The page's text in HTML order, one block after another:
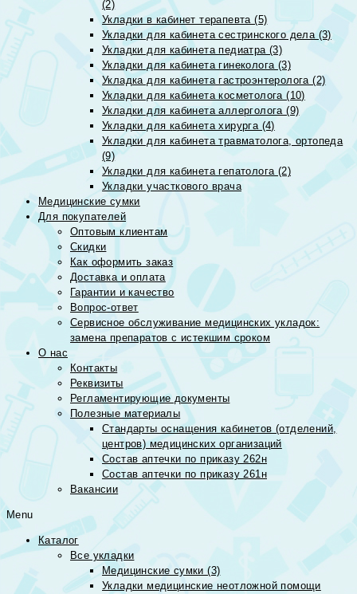
(2)
Укладки в кабинет терапевта (5)
Укладки для кабинета сестринского дела (3)
Укладки для кабинета педиатра (3)
Укладки для кабинета гинеколога (3)
Укладка для кабинета гастроэнтеролога (2)
Укладки для кабинета косметолога (10)
Укладки для кабинета аллерголога (9)
Укладки для кабинета хирурга (4)
Укладки для кабинета травматолога, ортопеда
(9)
Укладки для кабинета гепатолога (2)
Укладки участкового врача
Медицинские сумки
Для покупателей
Оптовым клиентам
Скидки
Как оформить заказ
Доставка и оплата
Гарантии и качество
Вопрос-ответ
Сервисное обслуживание медицинских укладок:
замена препаратов с истекшим сроком
О нас
Контакты
Реквизиты
Регламентирующие документы
Полезные материалы
Стандарты оснащения кабинетов (отделений,
центров) медицинских организаций
Состав аптечки по приказу 262н
Состав аптечки по приказу 261н
Вакансии
Menu
Каталог
Все укладки
Медицинские сумки (3)
Укладки медицинские неотложной помощи